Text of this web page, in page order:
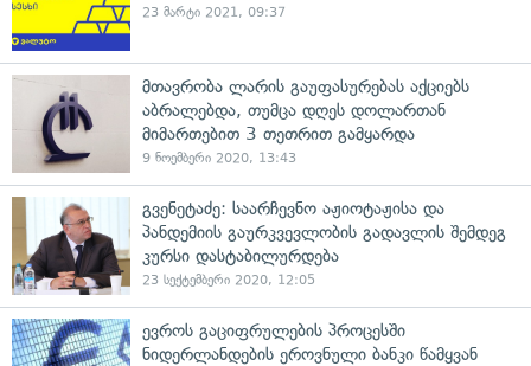
23 მარტი 2021, 09:37
მთავრობა ლარის გაუფასურებას აქციებს
აბრალებდა, თუმცა დღეს დოლართან
მიმართებით 3 თეთრით გამყარდა
9 ნოემბერი 2020, 13:43
გვენეტაძე: საარჩევნო აჟიოტაჟისა და
პანდემიის გაურკვევლობის გადავლის შემდეგ
კურსი დასტაბილურდება
23 სექტემბერი 2020, 12:05
ევროს გაციფრულების პროცესში
ნიდერლანდების ეროვნული ბანკი წამყვან